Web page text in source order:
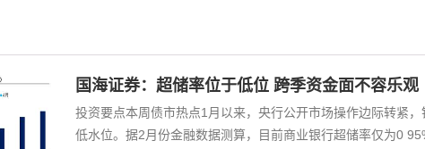
国海证券：超储率位于低位 跨季资金面不容乐观
投资要点本周债市热点1月以来，央行公开市场操作边际转紧
低水位。据2月份金融数据测算，目前商业银行超储率仅为0